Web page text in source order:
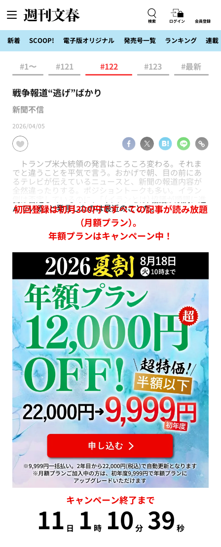
検索 ログイン 会員登録
新着 SCOOP! 電子版オリジナル 発売号一覧 ランキング 連載
#1〜 #121 #122 #123 #最新
戦争報道“逃げ”ばかり
新聞不信
2026/04/05
トランプ米大統領の発言はころころ変わる。それま
でと違うことを平気で言う。おかげで朝、目の前にあ
るテレビが伝えているニュースと、新聞の報道内容が
全然違ったりする。ポジショントークも多い。イラン
んでいる」と発言したのは最近のことだ。
初回登録は初月300円ですべての記事が読み放題
（月額プラン）。
年額プランはキャンペーン中！
キャンペーン終了まで
11 日 1 時 10分 39 秒